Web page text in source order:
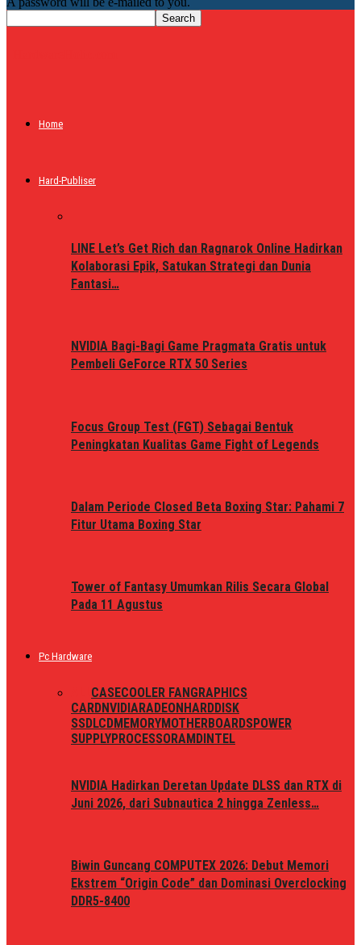
Home
Hard-Publiser
LINE Let’s Get Rich dan Ragnarok Online Hadirkan
Kolaborasi Epik, Satukan Strategi dan Dunia
Fantasi…
NVIDIA Bagi-Bagi Game Pragmata Gratis untuk
Pembeli GeForce RTX 50 Series
Focus Group Test (FGT) Sebagai Bentuk
Peningkatan Kualitas Game Fight of Legends
Dalam Periode Closed Beta Boxing Star: Pahami 7
Fitur Utama Boxing Star
Tower of Fantasy Umumkan Rilis Secara Global
Pada 11 Agustus
Pc Hardware
CASECOOLER FAN GRAPHICS
CARDNVIDIARADEON HARDDISK
SSDLCDMEMORYMOTHERBOARDSPOWER
SUPPLYPROCESSORAMD INTEL
NVIDIA Hadirkan Deretan Update DLSS dan RTX di
Juni 2026, dari Subnautica 2 hingga Zenless…
Biwin Guncang COMPUTEX 2026: Debut Memori
Ekstrem “Origin Code” dan Dominasi Overclocking
DDR5-8400